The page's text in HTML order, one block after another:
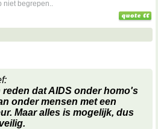
niet begrepen..
dat AIDS onder homo's
onder mensen met een
Maar alles is mogelijk, dus